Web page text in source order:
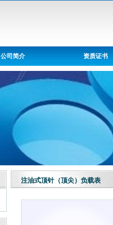
公司简介 资质证书
注油式顶针（顶尖）负载表